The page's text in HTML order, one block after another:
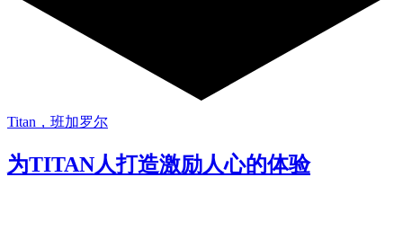
Titan，班加罗尔
为TITAN人打造激励人心的体验